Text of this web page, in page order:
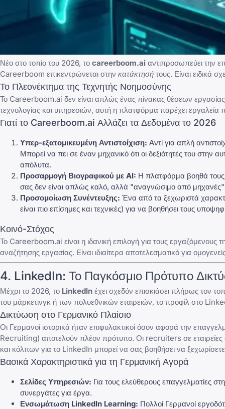
Νέο στο τοπίο του 2026, το careerboom.ai αντιπροσωπεύει την
Careerboom επικεντρώνεται στην κατάκτησή τους. Είναι ειδικά
Το Πλεονέκτημα της Τεχνητής Νοημοσύνης
Το Careerboom.ai δεν είναι απλώς ένας πίνακας θέσεων
τεχνολογίας και υπηρεσιών, αυτή η πλατφόρμα παρέχει
Γιατί το Careerboom.ai Αλλάζει τα Δεδομένα το 2026
Υπερ-εξατομικευμένη Αντιστοίχιση: Αντί για απλή
Μπορεί να πει σε έναν μηχανικό ότι οι δεξιότητές του στην
απόλυτα.
Προσαρμογή Βιογραφικού με AI: Η πλατφόρμα βοηθά τους
σας δεν είναι απλώς καλό, αλλά "αναγνώσιμο από
Προσομοίωση Συνέντευξης: Ένα από τα ξεχωριστά
είναι πιο επίσημες και τεχνικές) για να βοηθήσει τους
Κοινό-Στόχος
Το Careerboom.ai είναι η ιδανική επιλογή για τους
αναζήτησης εργασίας. Είναι ιδιαίτερα αποτελεσματικό για
4. LinkedIn: Το Παγκόσμιο Πρότυπο
Μέχρι το 2026, το LinkedIn έχει σχεδόν επισκιάσει πλήρως τον
του μάρκετινγκ ή των πολυεθνικών εταιρειών, το προφίλ στο
Δικτύωση στο Γερμανικό Πλαίσιο
Οι Γερμανοί ιστορικά ήταν επιφυλακτικοί όσον αφορά την
Recruiting) αποτελούν πλέον πρότυπο. Οι recruiters σε
και κόλπων για το LinkedIn μπορεί να σας βοηθήσει να
Βασικά Χαρακτηριστικά για τη Γερμανική Αγορά
Σελίδες Υπηρεσιών: Για τους ελεύθερους επαγγελματίες
συνεργάτες για έργα.
Ενσωμάτωση LinkedIn Learning: Πολλοί Γερμανοί